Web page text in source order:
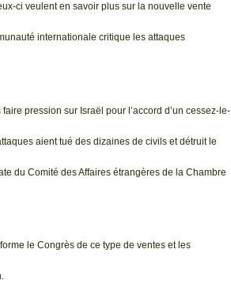
ci veulent en savoir plus sur la nouvelle vente
internationale critique les attaques
pression sur Israël pour l’accord d’un cessez-le-
aient tué des dizaines de civils et détruit le
du Comité des Affaires étrangères de la Chambre
le Congrès de ce type de ventes et les